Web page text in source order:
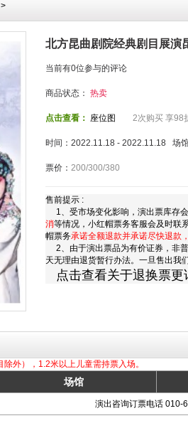
北方昆曲剧院经典剧目展演
当前有0位参与的评论
商品状态： 热卖
点击查看： 座位图 2次购买 享98
时间：2022.11.18 - 2022.11.18 场馆
票价： 200/300/380
售前提示 :
1、受市场变化影响，演出票库存
消等情况，小红帽票务客服会及时联
帽票务承诺全额退款并承诺尽快退款
2、由于演出票品为有价证券，非
天无理由退货暂行办法。一旦售出我
点击查看关于退换票更
外），1.2米以上儿童需持票入场。
场馆
演出咨询订票电话 010-